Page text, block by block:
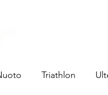
Triathlon